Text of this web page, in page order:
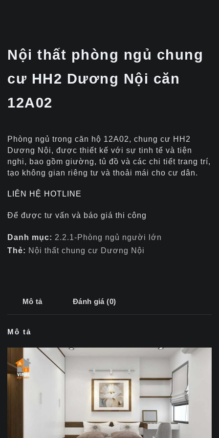
Nội thất phòng ngủ chung
cư HH2 Dương Nội căn
12A02
Phòng ngủ trong căn hộ 12A02, chung cư HH2
Dương Nội, được thiết kế với sự tinh tế và tiện
nghi, bao gồm giường, tủ đồ và các chi tiết trang trí,
tạo không gian riêng tư và thoải mái cho cư dân.
LIÊN HỆ HOTLINE
Để được tư vấn và báo giá thi công
Danh mục: 2.2.1-Phòng ngủ người lớn
Thẻ: Nội thất chung cư Dương Nội
Mô tả Đánh giá (0)
Mô tả